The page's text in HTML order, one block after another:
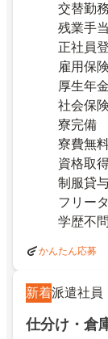
交替勤
残業手
正社員
雇用保
厚生年
社会保
寮完備
寮費無
資格取
制服貸
フリー
学歴不問
かんたん応募
新着派遣社員
仕分け・倉